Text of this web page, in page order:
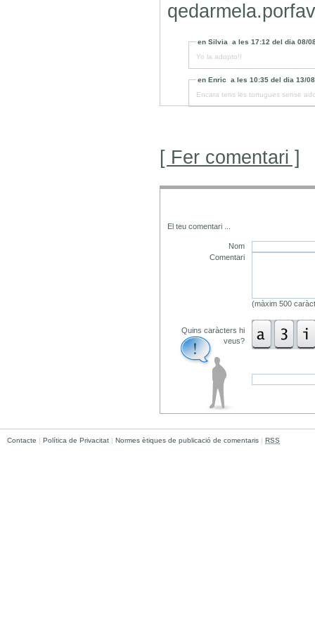
enSilvia a les17:12 del dia08/
Yo la adopto!!
enEnric a les10:35 del dia13/
Encara tens les tortugues sense
[ Fer comentari ]
El teu comentari
Nom
Comentari
(màxim 500
Quins caràcters hi
veus?
Contacte | Política de Privacitat | Normes ètiques de publicació de comentaris | RSS